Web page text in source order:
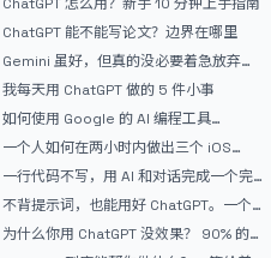
ChatGPT 能不能写论文？边界在哪里
Gemini 虽好，但真的没必要着急放弃
ChatGPT
我每天用 ChatGPT 做的 5 件小事
如何使用 Google 的 AI 编程工具
AntiGravity：独立开发者的新时代武器
一个人如何在两小时内做出三个 iOS
APP？｜AntiGravity + Gemini 3 实战完
整记录
一行代码不写，用 AI 和对话完成一个完
整网站：《图书天堂》实战记录
不背提示词，也能用好 ChatGPT。一个
万能提问模板
为什么你用 ChatGPT 没效果？ 90% 的
人第一步就问错了